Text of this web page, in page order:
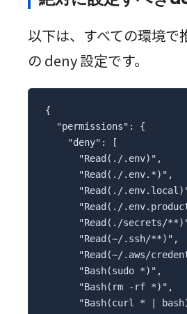
以下は、すべての環境で
の deny 設定です。
{
  "permissions": {
    "deny": [
      "Read(./.env)",
      "Read(./.env.*)",
"Read(./
"Read(./
"Read(./secrets/
      "Read(~/.ssh/**)",
"Read(~/.aws/
      "Bash(sudo *)",
      "Bash(rm -rf *)",
"Bash(curl * |